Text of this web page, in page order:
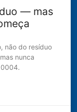
— mas
não do resíduo
nunca